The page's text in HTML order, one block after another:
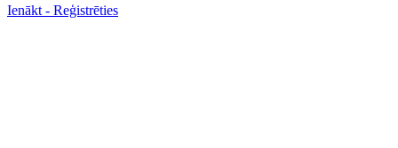
Ienākt - Reģistrēties